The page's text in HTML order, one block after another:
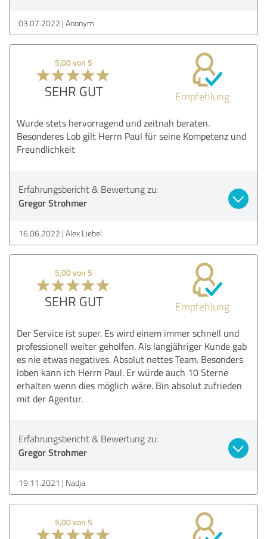
03.07.2022 Anonym
5,00 von 5
SEHR GUT Empfehlung
Wurde stets hervorragend und zeitnah beraten.
Besonderes Lob gilt Herrn Paul für seine Kompetenz und
Freundlichkeit
Erfahrungsbericht & Bewertung zu:
Gregor Strohmer
16.06.2022 Alex Liebel
5,00 von 5
SEHR GUT Empfehlung
Der Service ist super. Es wird einem immer schnell und
professionell weiter geholfen. Als langjähriger Kunde gab
es nie etwas negatives. Absolut nettes Team. Besonders
loben kann ich Herrn Paul. Er würde auch 10 Sterne
erhalten wenn dies möglich wäre. Bin absolut zufrieden
mit der Agentur.
Erfahrungsbericht & Bewertung zu:
Gregor Strohmer
19.11.2021 Nadja
5,00 von 5